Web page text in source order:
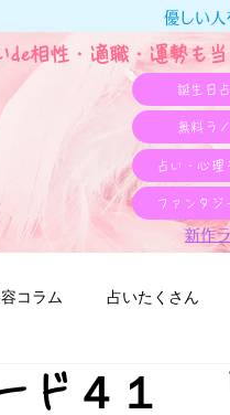
de相性・適職・​運勢も当
優しい人
誕生日
無料ラ
占い・心理
ファンタジ
新作
コラム 占いたくさん
ド４１